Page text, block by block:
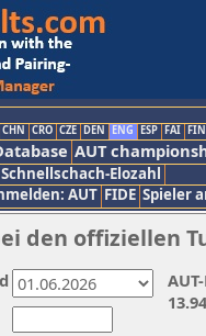
CHN CRO CZE DEN ENG ESP FAI FIN
AUT
Schnellschach-Elozahl
AUT FIDE Spieler
den offiziellen